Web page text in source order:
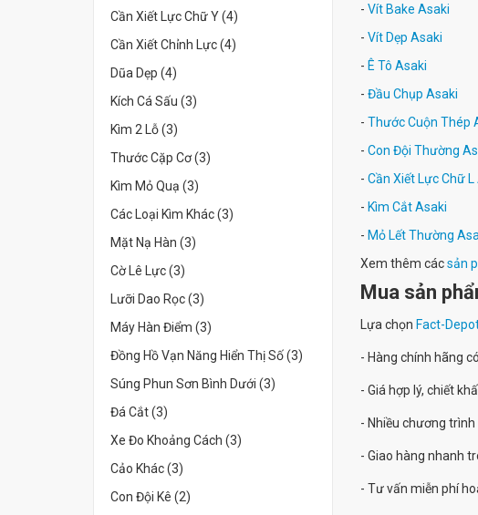
Cần Xiết Lực Chữ Y (4)
Cần Xiết Chỉnh Lực (4)
Dũa Dẹp (4)
Kích Cá Sấu (3)
Kìm 2 Lỗ (3)
Thước Cặp Cơ (3)
Kìm Mỏ Quạ (3)
Các Loại Kìm Khác (3)
Mặt Nạ Hàn (3)
Cờ Lê Lực (3)
Lưỡi Dao Rọc (3)
Máy Hàn Điểm (3)
Đồng Hồ Vạn Năng Hiển Thị Số (3)
Súng Phun Sơn Bình Dưới (3)
Đá Cắt (3)
Xe Đo Khoảng Cách (3)
Cảo Khác (3)
Con Đội Kê (2)
- Vít Bake Asaki
- Vít Dẹp Asaki
- Ê Tô Asaki
- Đầu Chụp Asaki
- Thước Cuộn Thép
- Con Đội Thường
- Cần Xiết Lực Chữ L
- Kìm Cắt Asaki
- Mỏ Lết Thường
Xem thêm cácsản
Mua sản
Lựa chọn Fact-
- Hàng chính hãng
- Giá hợp lý, chiết
- Nhiều chương
- Giao hàng nhanh
- Tư vấn miễn phí